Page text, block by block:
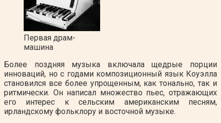
Первая драм-
машина
Более поздняя музыка включала щедрые порции
инноваций, но с годами композиционный язык Коуэлла
становился все более упрощенным, как тонально, так и
ритмически. Он написал множество пьес, отражающих
его интерес к сельским американским песням,
ирландскому фольклору и восточной музыке.